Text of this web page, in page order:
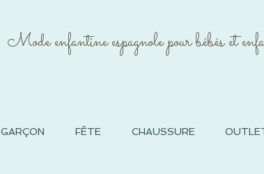
Mode enfantine espagnole pour bébés et
GARÇON FÊTE CHAUSSURE